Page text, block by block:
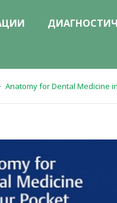
Anatomy for Dental Medicine